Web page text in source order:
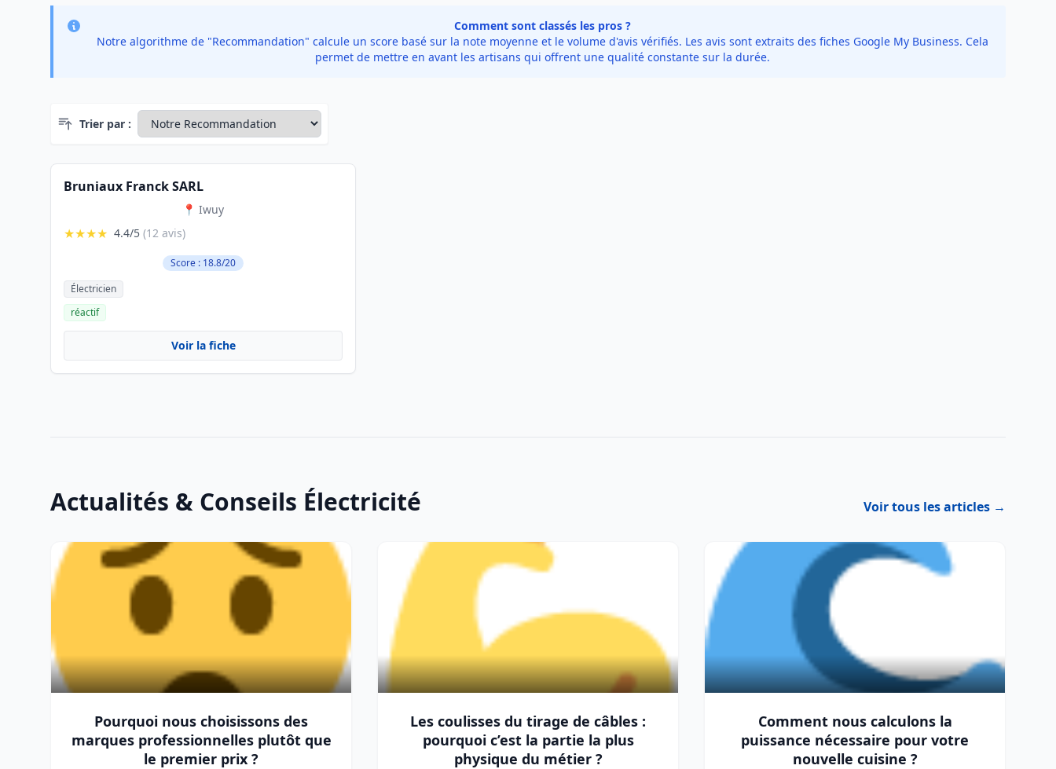
Comment sont classés les pros ?
Notre algorithme de "Recommandation" calcule un score basé sur la note moyenne et le volume d'avis vérifiés. Les avis sont extraits des fiches Google My Business. Cela
permet de mettre en avant les artisans qui offrent une qualité constante sur la durée.
Trier par :
Bruniaux Franck SARL
📍 Iwuy
★★★★ 4.4/5 (12 avis)
Score : 18.8/20
Électricien
réactif
Voir la fiche
Actualités & Conseils Électricité Voir tous les articles →
Pourquoi nous choisissons des
marques professionnelles plutôt que
le premier prix ?
Les coulisses du tirage de câbles :
pourquoi c’est la partie la plus
physique du métier ?
Comment nous calculons la
puissance nécessaire pour votre
nouvelle cuisine ?